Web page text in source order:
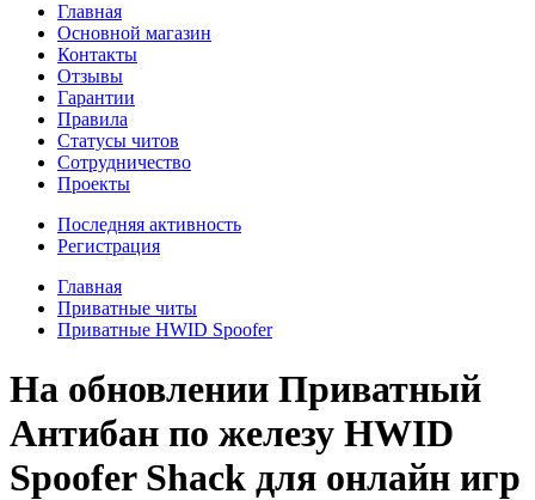
Главная
Основной магазин
Контакты
Отзывы
Гарантии
Правила
Статусы читов
Сотрудничество
Проекты
Последняя активность
Регистрация
Главная
Приватные читы
Приватные HWID Spoofer
На обновлении Приватный
Антибан по железу HWID
Spoofer Shack для онлайн игр